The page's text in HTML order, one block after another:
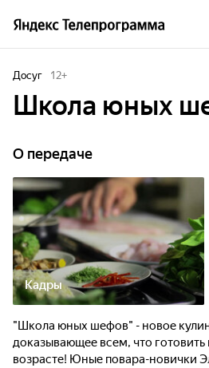
Досуг 12+
Школа юных
О передаче
Кадры
"Школа юных шефов" - новое
доказывающее всем, что
возрасте! Юные повара-новички